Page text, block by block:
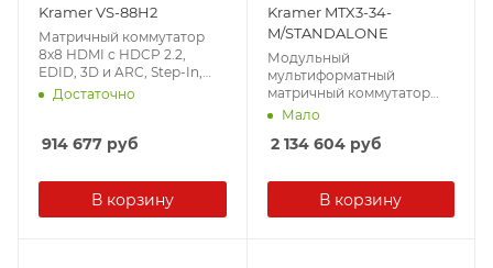
Kramer VS-88H2
Матричный коммутатор
8х8 HDMI с HDCP 2.2,
EDID, 3D и ARC, Step-In,
поддержка 4K/60 (4:4:4).
Управление по IP (web-
Достаточно
914 677 руб
В корзину
Kramer MTX3-34-
M/STANDALONE
Модульный
мультиформатный
матричный коммутатор
MTX3-16-M. Размер от 2х2
сочетание входов и
входа или 2 выхода
Мало
2 134 604руб
В корзину